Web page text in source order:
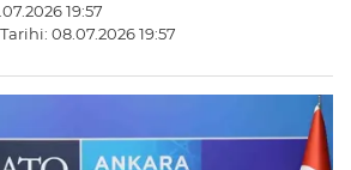
19:57
08.07.2026 19:57